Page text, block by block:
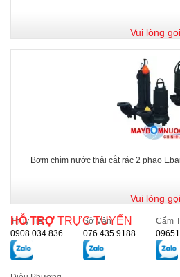
Vui lòng gọi
Bơm chìm nước thải cắt rác 2 phao
Vui lòng gọi
HỖ TRỢ TRỰC TUYẾN
Thủy Tiên
0908 034 836
Sở Vân
076.435.9188
Cẩm